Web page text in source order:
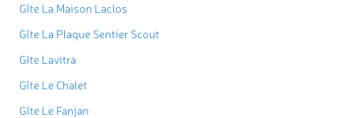
Gîte La Maison Laclos
Gîte La Plaque Sentier Scout
Gîte Lavitra
Gîte Le Chalet
Gîte Le Fanjan